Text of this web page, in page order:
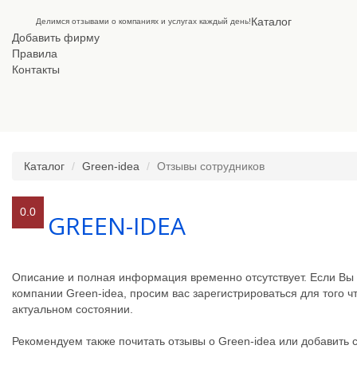
Делимся отзывами о компаниях и услугах каждый день!Каталог
Добавить фирму
Правила
Контакты
Каталог Green-idea Отзывы сотрудников
0.0 GREEN-IDEA
Описание и полная информация временно отсутствует. Если
компании Green-idea, просим вас зарегистрироваться для
актуальном состоянии.
Рекомендуем также почитать отзывы о Green-idea или добавить